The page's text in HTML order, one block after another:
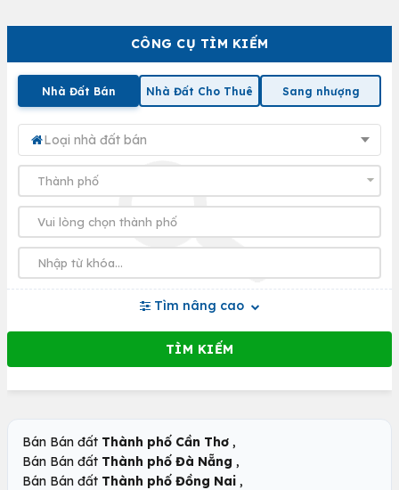
CÔNG CỤ TÌM KIẾM
Nhà Đất Bán Nhà Đất Cho Thuê Sang nhượng
Loại nhà đất bán
Tìm nâng cao
Bán Bán đất Thành phố Cần Thơ ,
Bán Bán đất Thành phố Đà Nẵng ,
Bán Bán đất Thành phố Đồng Nai ,